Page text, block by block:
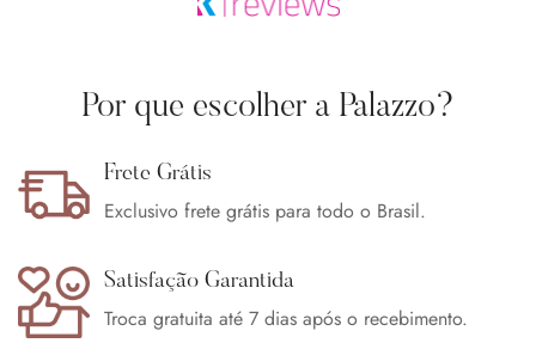
Por que escolher a Palazzo?
Frete Grátis
Exclusivo frete grátis para todo o Brasil.
Satisfação Garantida
Troca gratuita até 7 dias após o recebimento.